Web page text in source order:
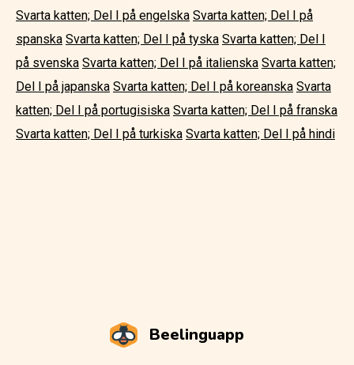
Svarta katten; Del I på engelska Svarta katten; Del I på
spanska Svarta katten; Del I på tyska Svarta katten; Del I
på svenska Svarta katten; Del I på italienska Svarta katten;
Del I på japanska Svarta katten; Del I på koreanska Svarta
katten; Del I på portugisiska Svarta katten; Del I på franska
Svarta katten; Del I på turkiska Svarta katten; Del I på hindi
Beelinguapp